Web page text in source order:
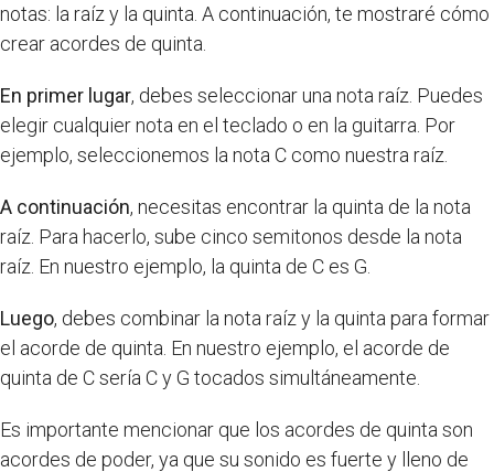
notas: la raíz y la quinta. A continuación, te mostraré cómo
crear acordes de quinta.
En primer lugar, debes seleccionar una nota raíz. Puedes
elegir cualquier nota en el teclado o en la guitarra. Por
ejemplo, seleccionemos la nota C como nuestra raíz.
A continuación, necesitas encontrar la quinta de la nota
raíz. Para hacerlo, sube cinco semitonos desde la nota
raíz. En nuestro ejemplo, la quinta de C es G.
Luego, debes combinar la nota raíz y la quinta para formar
el acorde de quinta. En nuestro ejemplo, el acorde de
quinta de C sería C y G tocados simultáneamente.
Es importante mencionar que los acordes de quinta son
acordes de poder, ya que su sonido es fuerte y lleno de